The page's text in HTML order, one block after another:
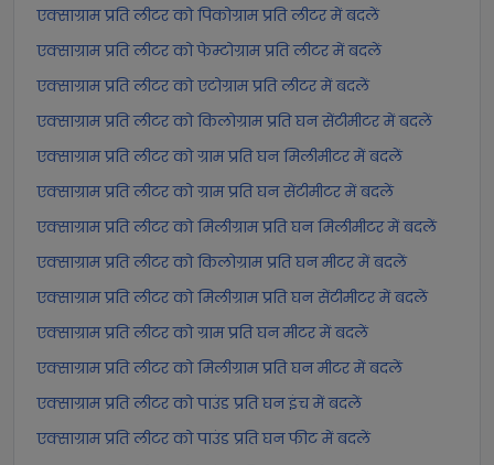
एक्साग्राम प्रति लीटर को पिकोग्राम प्रति लीटर में बदलें
एक्साग्राम प्रति लीटर को फेम्टोग्राम प्रति लीटर में बदलें
एक्साग्राम प्रति लीटर को एटोग्राम प्रति लीटर में बदलें
एक्साग्राम प्रति लीटर को किलोग्राम प्रति घन सेंटीमीटर में बदलें
एक्साग्राम प्रति लीटर को ग्राम प्रति घन मिलीमीटर में बदलें
एक्साग्राम प्रति लीटर को ग्राम प्रति घन सेंटीमीटर में बदलें
एक्साग्राम प्रति लीटर को मिलीग्राम प्रति घन मिलीमीटर में बदलें
एक्साग्राम प्रति लीटर को किलोग्राम प्रति घन मीटर में बदलें
एक्साग्राम प्रति लीटर को मिलीग्राम प्रति घन सेंटीमीटर में बदलें
एक्साग्राम प्रति लीटर को ग्राम प्रति घन मीटर में बदलें
एक्साग्राम प्रति लीटर को मिलीग्राम प्रति घन मीटर में बदलें
एक्साग्राम प्रति लीटर को पाउंड प्रति घन इंच में बदलें
एक्साग्राम प्रति लीटर को पाउंड प्रति घन फीट में बदलें